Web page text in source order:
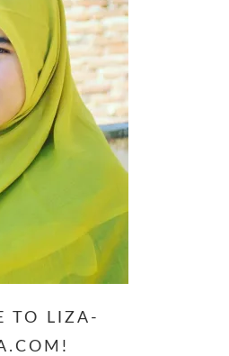
TO LIZA-